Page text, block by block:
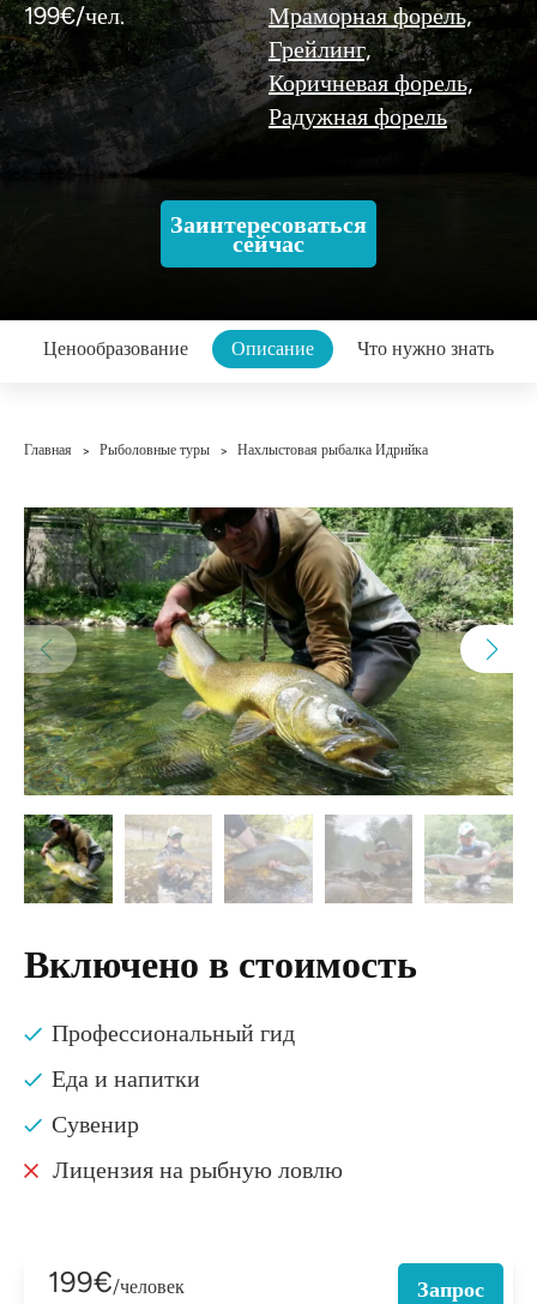
199€/чел.
Мраморная форель,
Грейлинг,
Коричневая форель,
Радужная форель
Заинтересоваться
сейчас
Ценообразование Описание Что нужно знать
Главная > Рыболовные туры > Нахлыстовая рыбалка Идрийка
Включено в стоимость
Профессиональный гид
Еда и напитки
Сувенир
Лицензия на рыбную ловлю
199€/человек Запрос